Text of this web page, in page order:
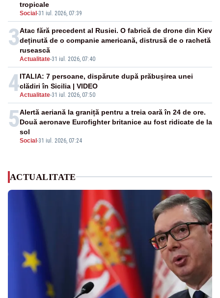
Social -31 iul. 2026, 07:39
tropicale
3
Actualitate-31 iul. 2026, 07:40
Atac fără precedent al Rusiei. O fabrică de drone din Kiev
deținută de o companie americană, distrusă de o rachetă
rusească
4Actualitate-31 iul. 2026, 07:50
ITALIA: 7 persoane, dispărute după prăbușirea unei
clădiri în Sicilia | VIDEO
5
Social -31 iul. 2026, 07:24
Alertă aeriană la graniță pentru a treia oară în 24 de ore.
Două aeronave Eurofighter britanice au fost ridicate de la
sol
ACTUALITATE